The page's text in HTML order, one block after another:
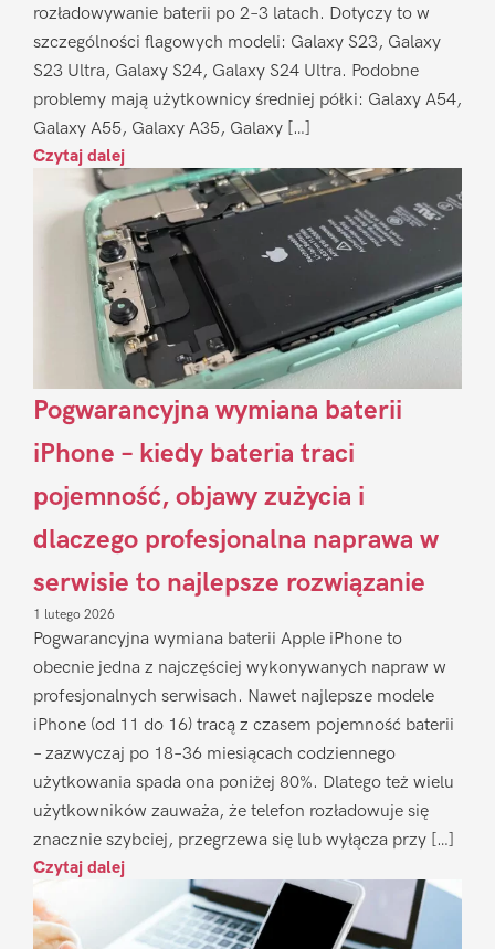
rozładowywanie baterii po 2–3 latach. Dotyczy to w
szczególności flagowych modeli: Galaxy S23, Galaxy
S23 Ultra, Galaxy S24, Galaxy S24 Ultra. Podobne
problemy mają użytkownicy średniej półki: Galaxy A54,
Galaxy A55, Galaxy A35, Galaxy […]
Czytaj dalej
Pogwarancyjna wymiana baterii
iPhone – kiedy bateria traci
pojemność, objawy zużycia i
dlaczego profesjonalna naprawa w
serwisie to najlepsze rozwiązanie
1 lutego 2026
Pogwarancyjna wymiana baterii Apple iPhone to
obecnie jedna z najczęściej wykonywanych napraw w
profesjonalnych serwisach. Nawet najlepsze modele
iPhone (od 11 do 16) tracą z czasem pojemność baterii
– zazwyczaj po 18–36 miesiącach codziennego
użytkowania spada ona poniżej 80%. Dlatego też wielu
użytkowników zauważa, że telefon rozładowuje się
znacznie szybciej, przegrzewa się lub wyłącza przy […]
Czytaj dalej